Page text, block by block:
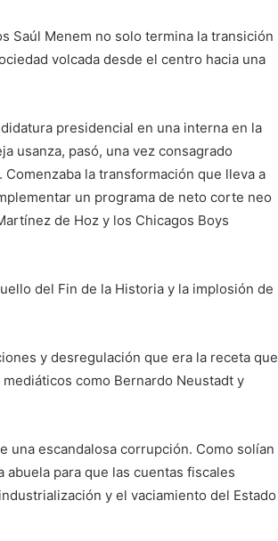
Saúl Menem no solo termina la transición
volcada desde el centro hacia una
presidencial en una interna en la
usanza, pasó, una vez consagrado
la transformación que lleva a
un programa de neto corte neo
de Hoz y los Chicagos Boys
del Fin de la Historia y la implosión de
y desregulación que era la receta que
como Bernardo Neustadt y
una escandalosa corrupción. Como solían
para que las cuentas fiscales
y el vaciamiento del Estado